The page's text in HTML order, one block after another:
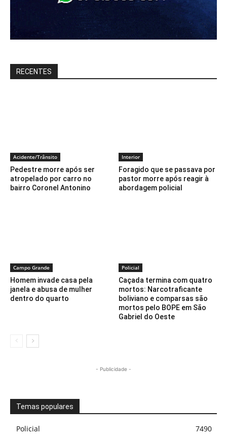
RECENTES
Acidente/Trânsito
Pedestre morre após ser
atropelado por carro no
bairro Coronel Antonino
Interior
Foragido que se passava por
pastor morre após reagir à
abordagem policial
Campo Grande
Homem invade casa pela
janela e abusa de mulher
dentro do quarto
Policial
Caçada termina com quatro
mortos: Narcotraficante
boliviano e comparsas são
mortos pelo BOPE em São
Gabriel do Oeste
- Publicidade -
Temas populares
Policial
7490